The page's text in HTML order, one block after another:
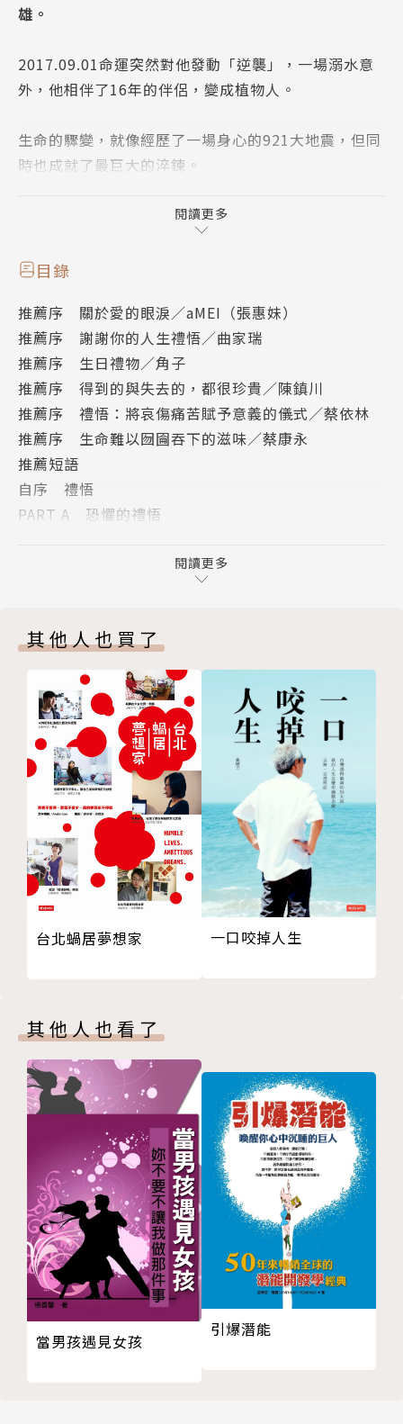
雄。
2017.09.01命運突然對他發動「逆襲」，一場溺水意
外，他相伴了16年的伴侶，變成植物人。
生命的驟變，就像經歷了一場身心的921大地震，但同
時也成就了最巨大的淬鍊。
隱居幕後多年，第一次，他決定告訴大家自己的故事─
自我。憑著對工作的熱情，還有說到做到的毅力，28
歲的他當上奧美廣告當紅AE，35歲時更成為超級經紀
人，成功將蔡依林、羅志祥、楊丞琳推上天王天后寶
座。40歲那年，他與人生摯愛舉辦同志婚禮。當大家
都以為，屬於他的故事，將會有個幸福美滿的結局時，
他卻在48歲生日前夕，見識到地獄……
這本書，是他歷經一場又一場生命逆襲後的所得。面對
生命無可迴避的挫折與別離，他告訴我們，即使無法掌
掌控下。當我們遭逢恐懼、壓力、挫折、遺憾、孤獨，
期待每一個遭逢命運逆襲，獨自在深夜裡迷航的人，都
可以從中找到前進的勇氣。
【本書金句摘錄】
‧關於恐懼，他說：
一個一帆風順的人是不幸的，因為他永遠學不會如何面
對恐懼，並且真的懂「愛」。
‧關於友誼，他說：
當你覺得快要不能呼吸，別獨自承受，別害怕麻煩你的
朋友，這一生，你總得知道，誰是你真正的「知己」，
‧關於信念，他說：
每個人都是一個品牌，「信念」就是你在市場上的「定
位」。當你的「信念」越清楚，「定位」就越清楚，你
就越有機會走出一條屬於你自己的路。
‧關於謊言，他說：
你寧可因為真愛而傷心，也不要在假裝幸福的面具後面
偷偷地流淚。你可以輸，可是你絕對不對愛說謊，因為
謊言只會召來更龐大的荒涼跟虛無。
‧關於生命，他說：
生命中沒有什麼事物是 「錯誤的」，所有的事情都是
為了你的生命課題而設計。生命的課題會不斷重複，直
到你真的學會為止。
閱讀更多
目錄
推薦序 關於愛的眼淚／aMEI（張惠妹）
推薦序 謝謝你的人生禮悟／曲家瑞
推薦序 生日禮物／角子
推薦序 得到的與失去的，都很珍貴／陳鎮川
推薦序 禮悟：將哀傷痛苦賦予意義的儀式／蔡依林
推薦序 生命難以囫圇吞下的滋味／蔡康永
推薦短語
自序 禮悟
PART A 恐懼的禮悟
02 別猶豫大聲求救，破出水面才能再次呼吸
03 有光就有影，選擇面向哪一面，決定權在你自己
05 讓自己先成為自己會喜歡的人，你才會真的勇敢
06 可以難過，但「難」完了要「過」
PART B 壓力的禮悟
01 擁抱壓力，才能讓心沸騰
02 不挑食才能健康，不挑工才能豐收
03 去做別人沒做過的事情，創造別人沒有的機會
04 形塑獨特定位，成功自動導航
05 勇於正面對決，「危機」會變「轉機」
06 秉持KISS原則，找到按鈕重新啟動
PART C 挫折的禮悟
01 捨棄「外包」的人生策略，就算一直撞牆，總有
一天會穿牆
02 真正生病的人不是病人，而是不敢面對疾病的人
你該一直去做的事
05 尊重命理，相信理命
06 你可能比自己想得更脆弱，但一定也比想像得更
勇敢
PART D 遺憾的禮悟
01 不對「過去」說謊，不然「未來」也是謊言
02 誠實面對自己，才能改變他人
03 愛要的是心靈相通，不是Siri接通
04 愛能否一輩子要看兩個人的緣分，珍惜愛的日常
卻是你做得到的本分
05 活著就會不斷地失去，面對它，「減法」會變
「加法」
06 重新定義「悲傷」的意義，明白「愛」的真義
PART E 孤獨的禮悟
閱讀更多
其他人也買了
台北蝸居夢想家 一口咬掉人生
其他人也看了
當男孩遇見女孩
引爆潛能